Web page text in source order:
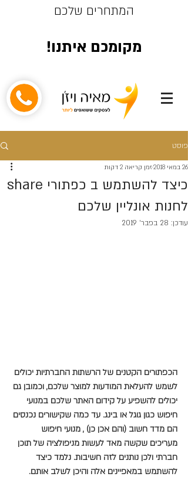
המתחרים שלכם
מקומכם איתנו!
פוסט
כיצד להשתמש ב כפתורי share
לחנות אונליין שלכם
26 במאי 2018 זמן קריאה 2 דקות
עודכן: 28 בפבר׳ 2019
הכפתורים הקטנים של הרשתות החברתיות יכולים
לשמש להעלאת המודעות למוצר שלכם, וכמובן גם
יכולים להשפיע על קידום האתר שלכם במנועי
חיפוש כגון גוגל או בינג. עד כמה שקישורים נכנסים
הם מדד חשוב (והם אכן כן) , מנועי חיפוש
מעריכים שקשה מאד לעשות מניפולציה של תוכן
חברתי ולכן נותנים לזה חשיבות. נלמד כיצד
להשתמש במאפיינים אלה והיכן לשלב אותם.